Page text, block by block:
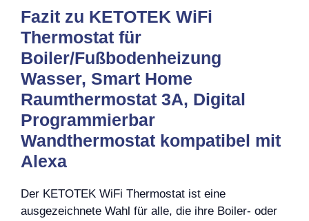
Fazit zu KETOTEK WiFi
Thermostat für
Boiler/Fußbodenheizung
Wasser, Smart Home
Raumthermostat 3A, Digital
Programmierbar
Wandthermostat kompatibel mit
Alexa
Der KETOTEK WiFi Thermostat ist eine
ausgezeichnete Wahl für alle, die ihre Boiler- oder